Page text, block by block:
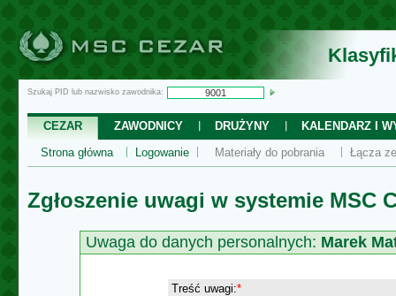
Szukaj PID lub nazwisko zawodnika:
CEZAR ZAWODNICY DRUŻYNY
KALENDARZ I
Strona główna
Logowanie Materiały do pobrania Łącza
Zgłoszenie uwagi w systemie MSC
Uwaga do danych personalnych: Marek
Treść uwagi:*